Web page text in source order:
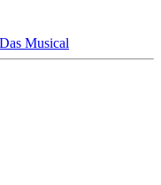
Musical